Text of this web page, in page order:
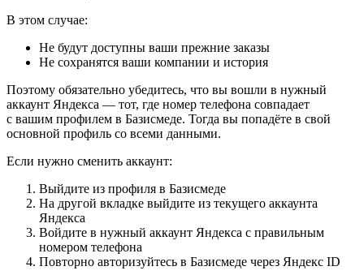
В этом случае:
Не будут доступны ваши прежние заказы
Не сохранятся ваши компании и история
Поэтому обязательно убедитесь, что вы вошли в нужный
аккаунт Яндекса — тот, где номер телефона совпадает
с вашим профилем в Базисмеде. Тогда вы попадёте в свой
основной профиль со всеми данными.
Если нужно сменить аккаунт:
Выйдите из профиля в Базисмеде
На другой вкладке выйдите из текущего аккаунта
Яндекса
Войдите в нужный аккаунт Яндекса с правильным
номером телефона
Повторно авторизуйтесь в Базисмеде через Яндекс ID